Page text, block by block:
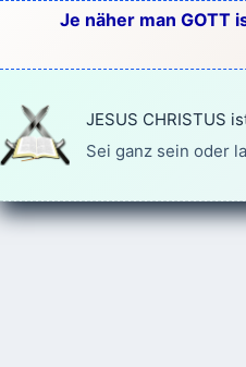
springen
Je näher man GOTT
JESUS CHRISTUS
Sei ganz sein oder